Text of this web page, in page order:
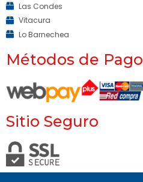
Las Condes
Vitacura
Lo Barnechea
Métodos de Pago
Sitio Seguro